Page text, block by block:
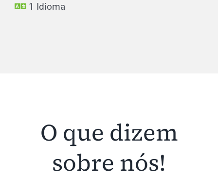
1 Idioma
O que dizem
sobre nós!